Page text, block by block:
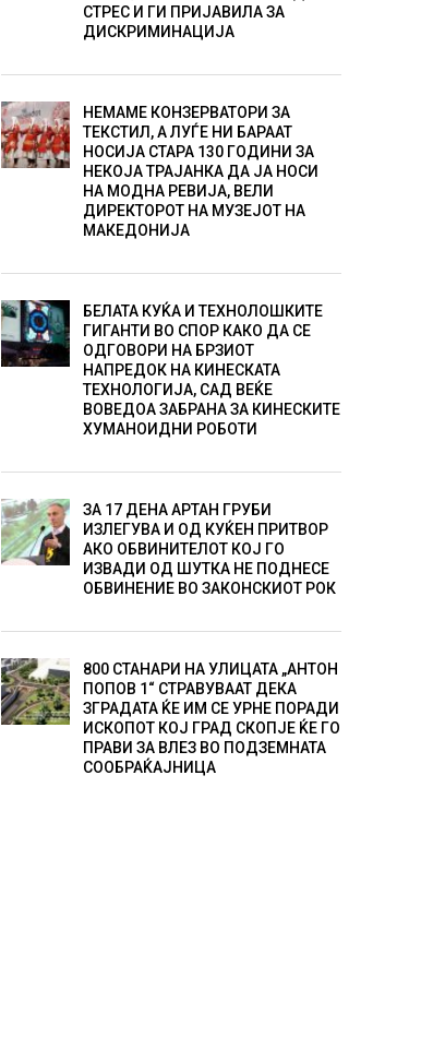
СТРЕС И ГИ ПРИЈАВИЛА ЗА
ДИСКРИМИНАЦИЈА
НЕМАМЕ КОНЗЕРВАТОРИ ЗА
ТЕКСТИЛ, А ЛУЃЕ НИ БАРААТ
НОСИЈА СТАРА 130 ГОДИНИ ЗА
НЕКОЈА ТРАЈАНКА ДА ЈА НОСИ
НА МОДНА РЕВИЈА, ВЕЛИ
ДИРЕКТОРОТ НА МУЗЕЈОТ НА
МАКЕДОНИЈА
БЕЛАТА КУЌА И ТЕХНОЛОШКИТЕ
ГИГАНТИ ВО СПОР КАКО ДА СЕ
ОДГОВОРИ НА БРЗИОТ
НАПРЕДОК НА КИНЕСКАТА
ТЕХНОЛОГИЈА, САД ВЕЌЕ
ВОВЕДОА ЗАБРАНА ЗА КИНЕСКИТЕ
ХУМАНОИДНИ РОБОТИ
ЗА 17 ДЕНА АРТАН ГРУБИ
ИЗЛЕГУВА И ОД КУЌЕН ПРИТВОР
АКО ОБВИНИТЕЛОТ КОЈ ГО
ИЗВАДИ ОД ШУТКА НЕ ПОДНЕСЕ
ОБВИНЕНИЕ ВО ЗАКОНСКИОТ РОК
800 СТАНАРИ НА УЛИЦАТА „АНТОН
ПОПОВ 1“ СТРАВУВААТ ДЕКА
ЗГРАДАТА ЌЕ ИМ СЕ УРНЕ ПОРАДИ
ИСКОПОТ КОЈ ГРАД СКОПЈЕ ЌЕ ГО
ПРАВИ ЗА ВЛЕЗ ВО ПОДЗЕМНАТА
СООБРАЌАЈНИЦА